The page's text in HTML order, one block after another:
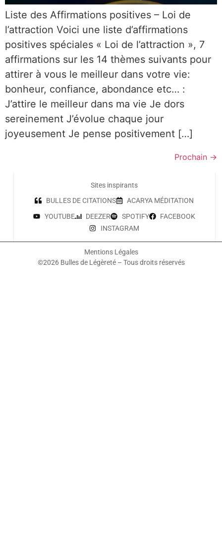
Liste des Affirmations positives – Loi de
l’attraction Voici une liste d’affirmations
positives spéciales « Loi de l’attraction », 7
affirmations sur les 14 thèmes suivants pour
attirer à vous le meilleur dans votre vie:
bonheur, confiance, abondance etc… :
J’attire le meilleur dans ma vie Je dors
sereinement J’évolue chaque jour
joyeusement Je pense positivement […]
Prochain →
Sites inspirants
BULLES DE CITATIONS
ACARYA MÉDITATION
YOUTUBE DEEZER SPOTIFY
FACEBOOK
INSTAGRAM
Mentions Légales
©2026 Bulles de Légèreté – Tous droits réservés